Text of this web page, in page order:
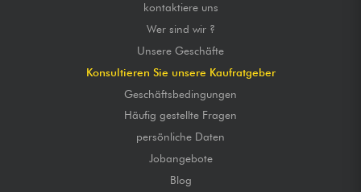
kontaktiere uns
Wer sind wir ?
Unsere Geschäfte
Konsultieren Sie unsere Kaufratgeber
Geschäftsbedingungen
Häufig gestellte Fragen
persönliche Daten
Jobangebote
Blog